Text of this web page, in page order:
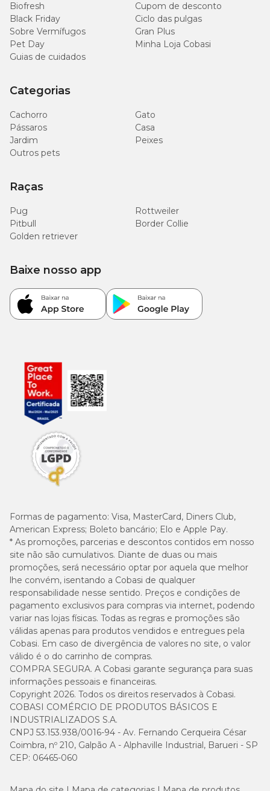
Biofresh
Cupom de desconto
Black Friday
Ciclo das pulgas
Sobre Vermífugos
Gran Plus
Pet Day
Minha Loja Cobasi
Guias de cuidados
Categorias
Cachorro
Gato
Pássaros
Casa
Jardim
Peixes
Outros pets
Raças
Pug
Rottweiler
Pitbull
Border Collie
Golden retriever
Formas de pagamento: Visa, MasterCard, Diners Club,
American Express; Boleto bancário; Elo e Apple Pay.
* As promoções, parcerias e descontos contidos em nosso
site não são cumulativos. Diante de duas ou mais
promoções, será necessário optar por aquela que melhor
lhe convém, isentando a Cobasi de qualquer
responsabilidade nesse sentido. Preços e condições de
pagamento exclusivos para compras via internet, podendo
variar nas lojas físicas. Todas as regras e promoções são
válidas apenas para produtos vendidos e entregues pela
Cobasi. Em caso de divergência de valores no site, o valor
válido é o do carrinho de compras.
COMPRA SEGURA. A Cobasi garante segurança para suas
informações pessoais e financeiras.
Copyright 2026. Todos os direitos reservados à Cobasi.
COBASI COMÉRCIO DE PRODUTOS BÁSICOS E
INDUSTRIALIZADOS S.A.
CNPJ 53.153.938/0016-94 - Av. Fernando Cerqueira César
Coimbra, nº 210, Galpão A - Alphaville Industrial, Barueri - SP
CEP: 06465-060
Baixe nosso app